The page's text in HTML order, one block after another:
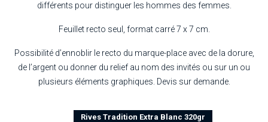
différents pour distinguer les hommes des femmes.
Feuillet recto seul, format carré 7 x 7 cm.
Possibilité d’ennoblir le recto du marque-place avec de la dorure,
de l’argent ou donner du relief au nom des invités ou sur un ou
plusieurs éléments graphiques. Devis sur demande.
Rives Tradition Extra Blanc 320gr